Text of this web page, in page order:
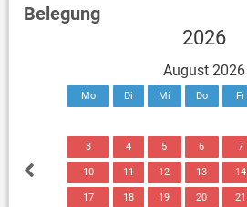
Belegung
2026
August 2026
Mo Di Mi Do Fr
3 4 5 6 7
10 11 12 13 14
17 18 19 20 21